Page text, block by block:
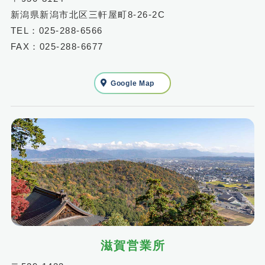
新潟県新潟市北区三軒屋町8-26-2C
TEL：025-288-6566
FAX：025-288-6677
Google Map
滋賀営業所